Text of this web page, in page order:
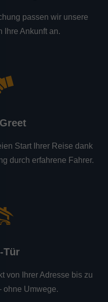
passen wir unsere
Ihre Ankunft an.
Start Ihrer Reise dank
durch erfahrene Fahrer.
Tür
von Ihrer Adresse bis zu
ohne Umwege.